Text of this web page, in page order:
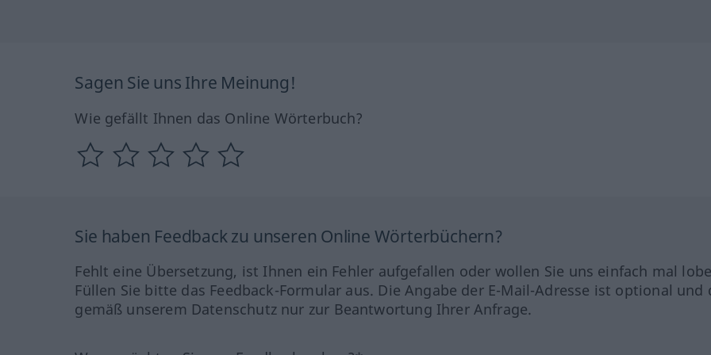
Sagen Sie uns Ihre Meinung!
Wie gefällt Ihnen das Online Wörterbuch?
Sie haben Feedback zu unseren Online Wörterbüchern?
Fehlt eine Übersetzung, ist Ihnen ein Fehler aufgefallen oder wollen Sie uns einfach mal
Füllen Sie bitte das Feedback-Formular aus. Die Angabe der E-Mail-Adresse ist optional und
gemäß unserem Datenschutz nur zur Beantwortung Ihrer Anfrage.